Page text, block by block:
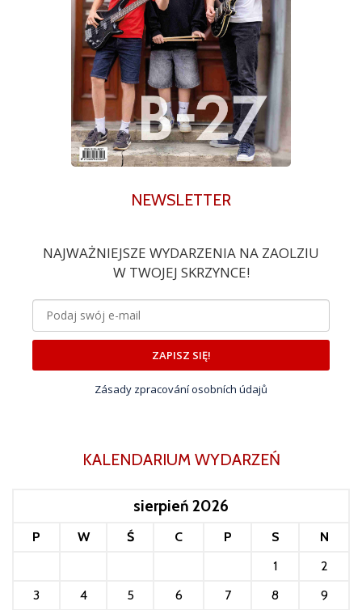
NEWSLETTER
NAJWAŻNIEJSZE WYDARZENIA NA ZAOLZIU
W TWOJEJ SKRZYNCE!
ZAPISZ SIĘ!
Zásady zpracování osobních údajů
KALENDARIUM WYDARZEŃ
sierpień 2026
P W Ś C P S
N
1
2
3
4 5 6 7 8
9